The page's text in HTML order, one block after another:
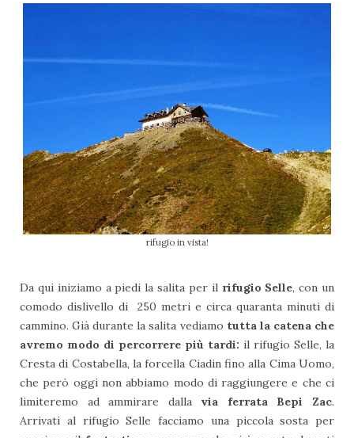
rifugio in vista!
Da qui iniziamo a piedi la salita per il rifugio Selle, con un
comodo dislivello di 250 metri e circa quaranta minuti di
cammino. Già durante la salita vediamo tutta la catena che
avremo modo di percorrere più tardi: il rifugio Selle, la
Cresta di Costabella, la forcella Ciadin fino alla Cima Uomo,
che però oggi non abbiamo modo di raggiungere e che ci
limiteremo ad ammirare dalla via ferrata Bepi Zac.
Arrivati al rifugio Selle facciamo una piccola sosta per